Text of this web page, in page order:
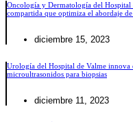
Oncología y Dermatología del Hospital
compartida que optimiza el abordaje
diciembre 15, 2023
Urología del Hospital de Valme innova
microultrasonidos para biopsias
diciembre 11, 2023